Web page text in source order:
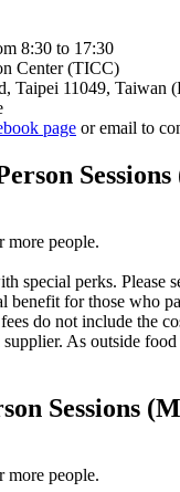
8:30 to 17:30
Center (TICC)
Taipei 11049, Taiwan
page or email to
more people.
special perks. Please
benefit for those who
do not include the
As outside
Sessions
more people.